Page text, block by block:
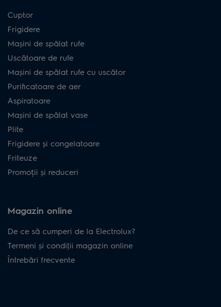
Cuptor
Frigidere
Mașini de spălat rufe
Uscătoare de rufe
Mașini de spălat rufe cu uscător
Purificatoare de aer
Aspiratoare
Mașini de spălat vase
Plite
Frigidere și congelatoare
Friteuze
Promoții și reduceri
Magazin online
De ce să cumperi de la Electrolux?
Termeni și condiţii magazin online
Întrebări frecvente